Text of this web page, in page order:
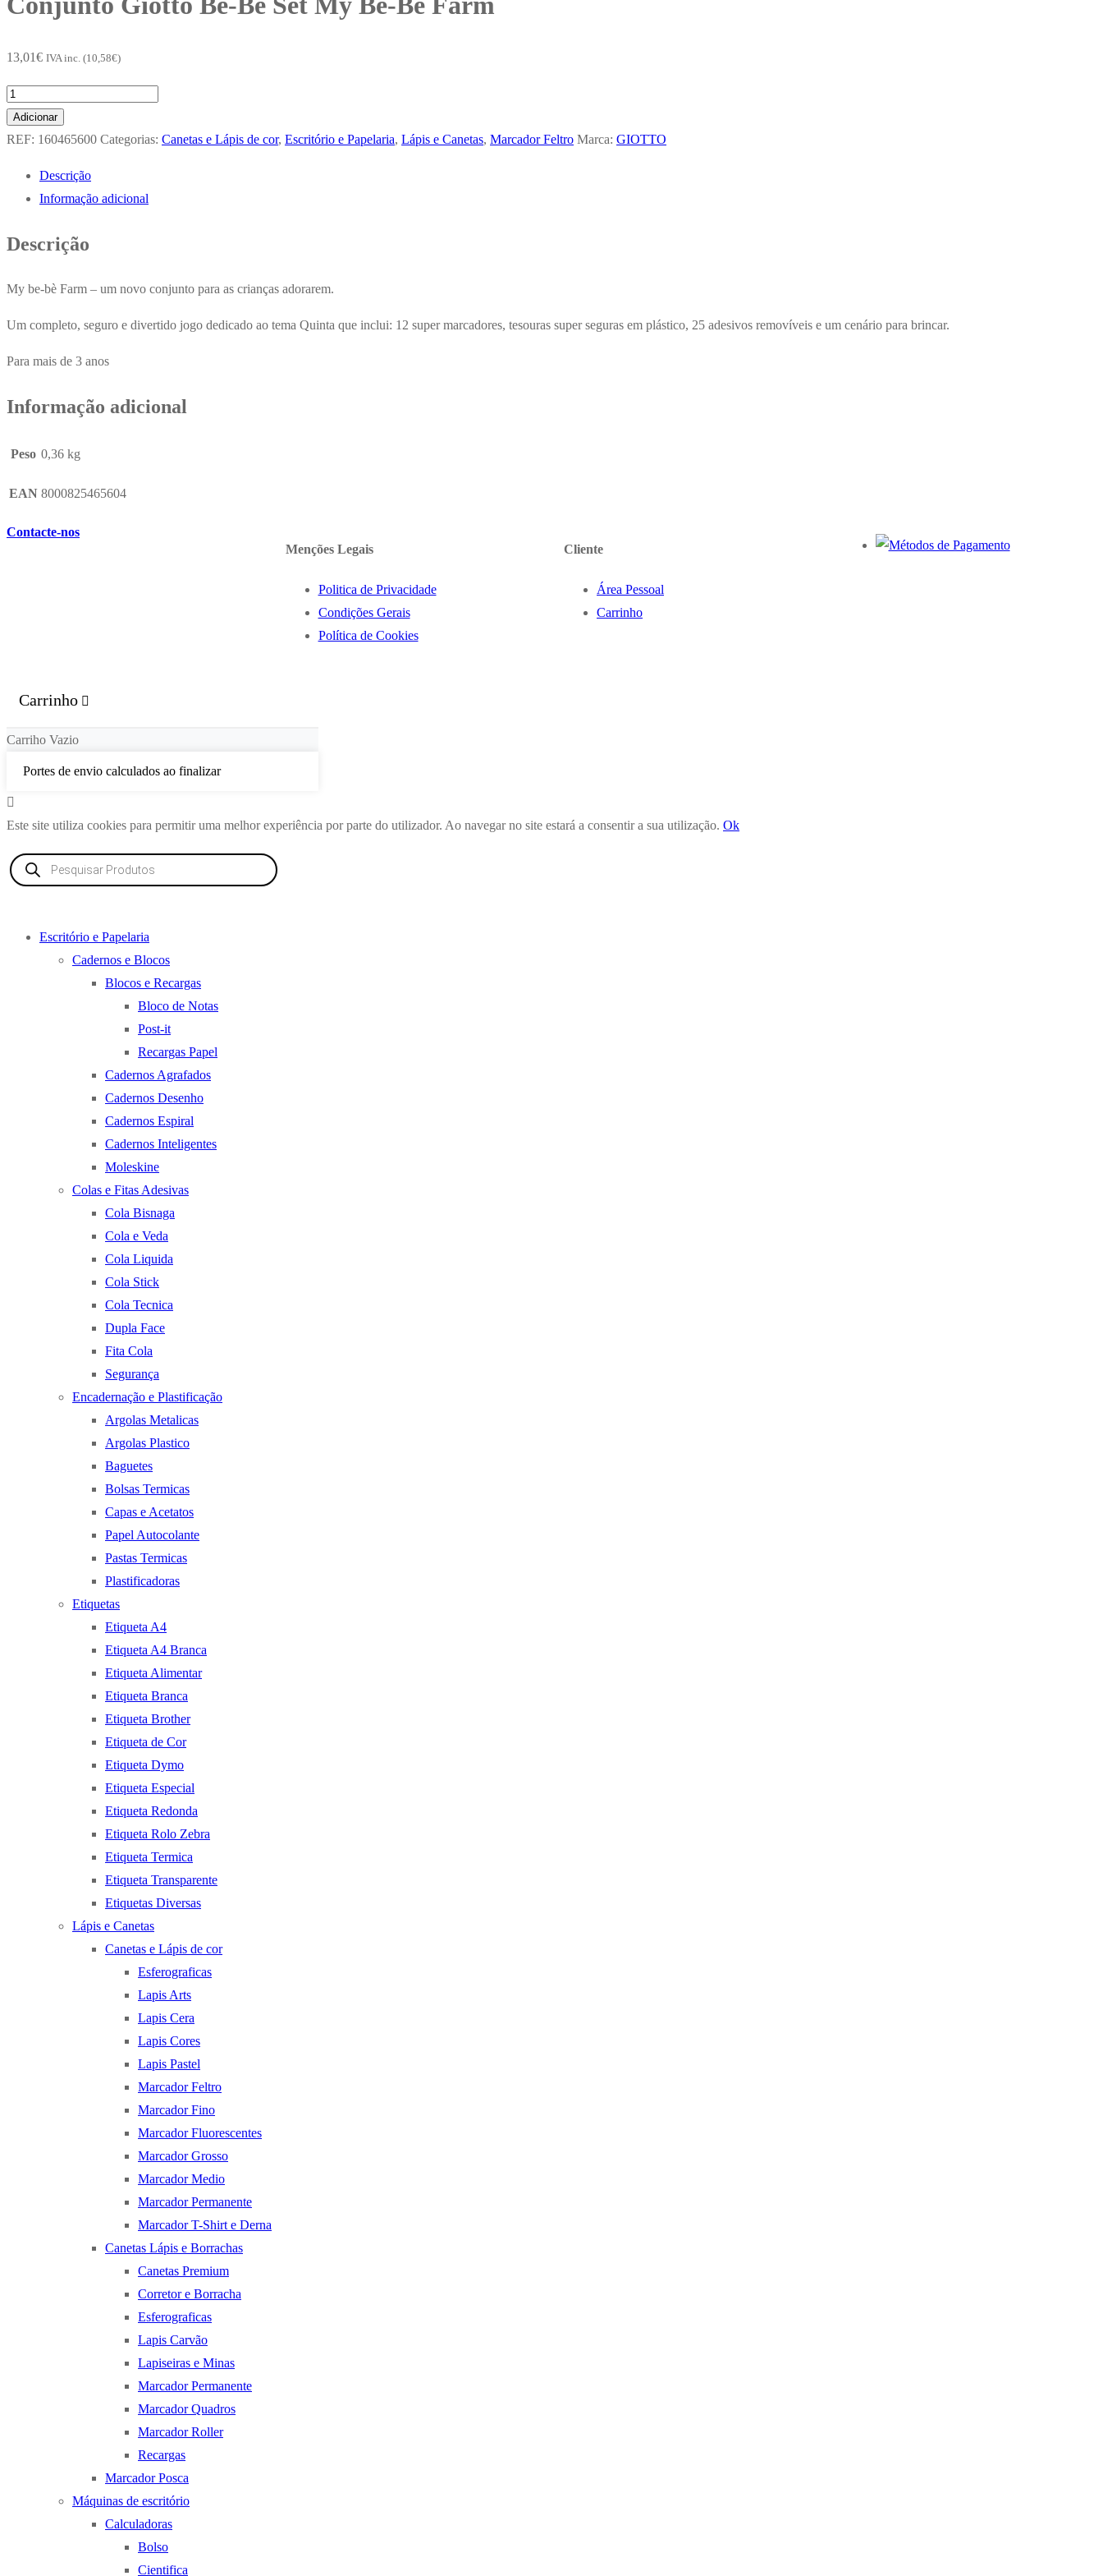
13,01€ IVA inc. (10,58€)
Quantidade
de
Conjunto
My
Be
Farm
Adicionar
REF: 160465600 Categorias: Canetas e Lápis de cor, Escritório e Papelaria, Lápis e Canetas, Marcador Feltro Marca: GIOTTO
Descrição
Informação adicional
Descrição
My be-bè Farm – um novo conjunto para as crianças adorarem.
Um completo, seguro e divertido jogo dedicado ao tema Quinta que inclui: 12 super marcadores, tesouras super seguras em plástico, 25 adesivos removíveis e um cenário para brincar.
Para mais de 3 anos
Informação adicional
Peso 0,36 kg
EAN 8000825465604
Contacte-nos
Menções Legais
Politica de Privacidade
Condições Gerais
Política de Cookies
Cliente
Área Pessoal
Carrinho
Carrinho
Carriho Vazio
Portes de envio calculados ao finalizar
Este site utiliza cookies para permitir uma melhor experiência por parte do utilizador. Ao navegar no site estará a consentir a sua utilização. Ok
Products
search
Escritório e Papelaria
Cadernos e Blocos
Blocos e Recargas
Bloco de Notas
Post-it
Recargas Papel
Cadernos Agrafados
Cadernos Desenho
Cadernos Espiral
Cadernos Inteligentes
Moleskine
Colas e Fitas Adesivas
Cola Bisnaga
Cola e Veda
Cola Liquida
Cola Stick
Cola Tecnica
Dupla Face
Fita Cola
Segurança
Encadernação e Plastificação
Argolas Metalicas
Argolas Plastico
Baguetes
Bolsas Termicas
Capas e Acetatos
Papel Autocolante
Pastas Termicas
Plastificadoras
Etiquetas
Etiqueta A4
Etiqueta A4 Branca
Etiqueta Alimentar
Etiqueta Branca
Etiqueta Brother
Etiqueta de Cor
Etiqueta Dymo
Etiqueta Especial
Etiqueta Redonda
Etiqueta Rolo Zebra
Etiqueta Termica
Etiqueta Transparente
Etiquetas Diversas
Lápis e Canetas
Canetas e Lápis de cor
Esferograficas
Lapis Arts
Lapis Cera
Lapis Cores
Lapis Pastel
Marcador Feltro
Marcador Fino
Marcador Fluorescentes
Marcador Grosso
Marcador Medio
Marcador Permanente
Marcador T-Shirt e Derna
Canetas Lápis e Borrachas
Canetas Premium
Corretor e Borracha
Esferograficas
Lapis Carvão
Lapiseiras e Minas
Marcador Permanente
Marcador Quadros
Marcador Roller
Recargas
Marcador Posca
Máquinas de escritório
Calculadoras
Bolso
Cientifica